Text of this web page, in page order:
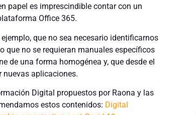
papel es imprescindible contar con un
Office 365.
que no sea necesario identificarnos
que no se requieran manuales específicos
de una forma homogénea y, que desde el
nuevas aplicaciones.
Digital propuestos por Raona y las
estos contenidos: Digital